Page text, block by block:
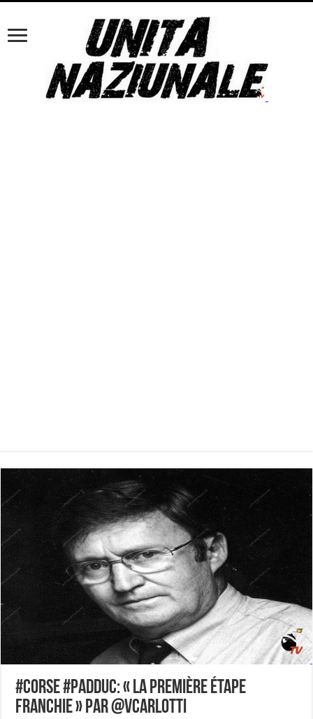
#Corse #PADDUC: « La première étape
franchie » par @VCarlotti